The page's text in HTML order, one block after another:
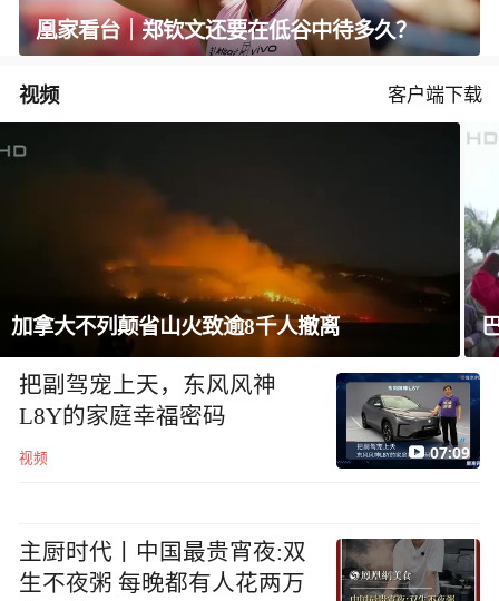
凰家看台｜郑钦文还要在低谷中待多久？
视频 客户端下载
巴西将与阿根廷外交关系降为代办级
把副驾宠上天，东风风神
L8Y的家庭幸福密码
视频 07:09
主厨时代丨中国最贵宵夜:双
生不夜粥 每晚都有人花两万